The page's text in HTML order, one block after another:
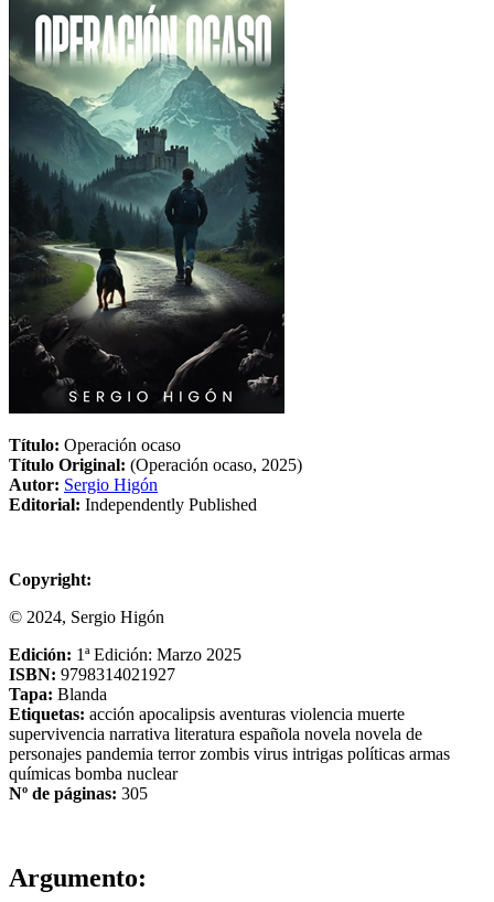
Título: Operación ocaso
Título Original: (Operación ocaso, 2025)
Autor: Sergio Higón
Editorial: Independently Published
Copyright:
© 2024, Sergio Higón
Edición: 1ª Edición: Marzo 2025
ISBN: 9798314021927
Tapa: Blanda
Etiquetas: acción apocalipsis aventuras violencia muerte
supervivencia narrativa literatura española novela novela de
personajes pandemia terrorzombis virus intrigas políticas armas
químicas bomba nuclear
Nº de páginas: 305
Argumento: